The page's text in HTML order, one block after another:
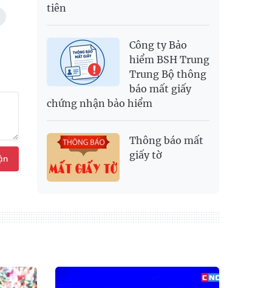
tiên
Công ty Bảo
hiểm BSH Trung
Trung Bộ thông
báo mất giấy
chứng nhận bảo hiểm
Thông báo mất
giấy tờ